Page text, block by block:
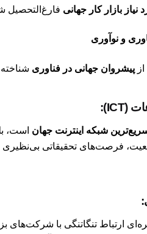
بازار کار جهانی فارغ‌التحصیل
و نوآوری
ازپیشروان جهانی در فناوری
شبکه اینترنت جهان است،
ارتباط تنگاتنگی با شرکت‌های